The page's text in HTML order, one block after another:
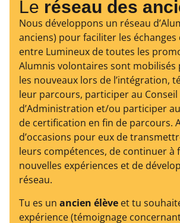
Le réseau des
Nous développons un réseau
anciens) pour faciliter les échanges
entre Lumineux de toutes les
Alumnis volontaires sont mobilisés
les nouveaux lors de l’intégration,
leur parcours, participer au Conseil
d’Administration et/ou participer
de certification en fin de parcours.
d’occasions pour eux de
leurs compétences, de continuer à
nouvelles expériences et de
réseau.
Tu es un ancien élève et tu
expérience (témoignage